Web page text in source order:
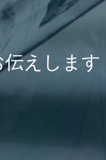
えします